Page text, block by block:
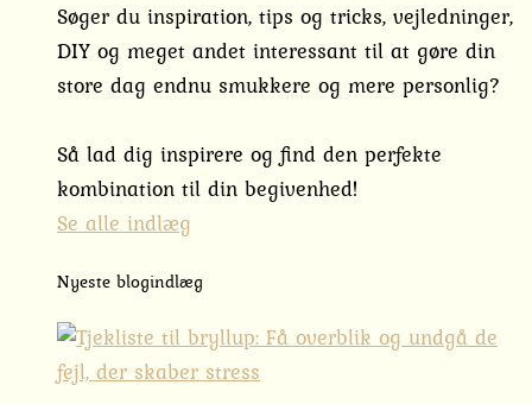
Søger du inspiration, tips og tricks, vejledninger,
DIY og meget andet interessant til at gøre din
store dag endnu smukkere og mere personlig?
Så lad dig inspirere og find den perfekte
kombination til din begivenhed!
Se alle indlæg
Nyeste blogindlæg